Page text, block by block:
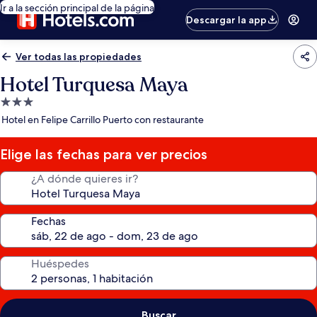
Ir a la sección principal de la página
Descargar la app
Ver todas las propiedades
Hotel Turquesa Maya
Propiedad
de
estrellas
Hotel en Felipe Carrillo Puerto con restaurante
Elige las fechas para ver precios
¿A dónde quieres ir?
Fechas
Huéspedes